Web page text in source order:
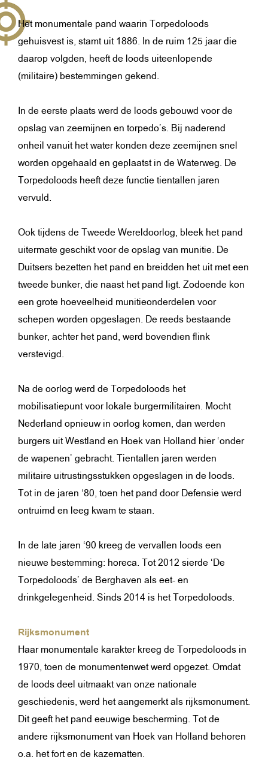
Het monumentale pand waarin Torpedoloods
gehuisvest is, stamt uit 1886. In de ruim 125 jaar die
daarop volgden, heeft de loods uiteenlopende
(militaire) bestemmingen gekend.
In de eerste plaats werd de loods gebouwd voor de
opslag van zeemijnen en torpedo’s. Bij naderend
onheil vanuit het water konden deze zeemijnen snel
worden opgehaald en geplaatst in de Waterweg. De
Torpedoloods heeft deze functie tientallen jaren
vervuld.
Ook tijdens de Tweede Wereldoorlog, bleek het pand
uitermate geschikt voor de opslag van munitie. De
Duitsers bezetten het pand en breidden het uit met een
tweede bunker, die naast het pand ligt. Zodoende kon
een grote hoeveelheid munitieonderdelen voor
schepen worden opgeslagen. De reeds bestaande
bunker, achter het pand, werd bovendien flink
verstevigd.
Na de oorlog werd de Torpedoloods het
mobilisatiepunt voor lokale burgermilitairen. Mocht
Nederland opnieuw in oorlog komen, dan werden
burgers uit Westland en Hoek van Holland hier ‘onder
de wapenen’ gebracht. Tientallen jaren werden
militaire uitrustingsstukken opgeslagen in de loods.
Tot in de jaren ‘80, toen het pand door Defensie werd
ontruimd en leeg kwam te staan.
In de late jaren ‘90 kreeg de vervallen loods een
nieuwe bestemming: horeca. Tot 2012 sierde ‘De
Torpedoloods’ de Berghaven als eet- en
drinkgelegenheid. Sinds 2014 is het Torpedoloods.
Rijksmonument
Haar monumentale karakter kreeg de Torpedoloods in
1970, toen de monumentenwet werd opgezet. Omdat
de loods deel uitmaakt van onze nationale
geschiedenis, werd het aangemerkt als rijksmonument.
Dit geeft het pand eeuwige bescherming. Tot de
andere rijksmonument van Hoek van Holland behoren
o.a. het fort en de kazematten.